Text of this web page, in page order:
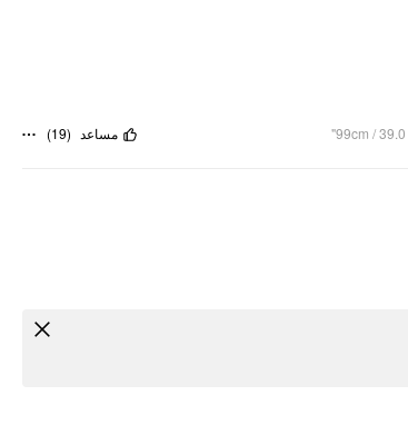
99cm / 39.0" مساعد (
19
)